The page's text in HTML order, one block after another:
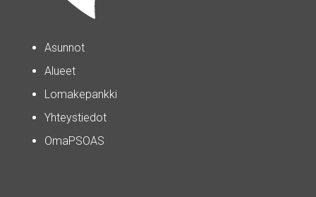
Asunnot
Alueet
Lomakepankki
Yhteystiedot
OmaPSOAS